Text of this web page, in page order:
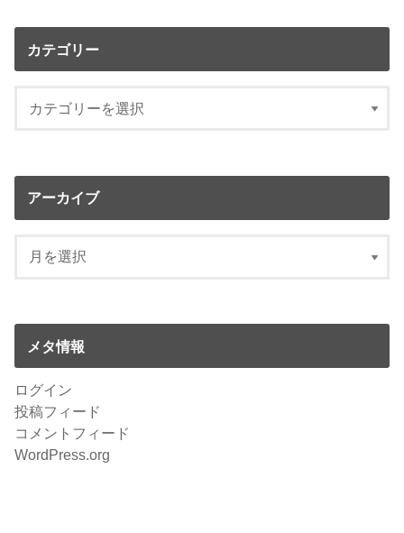
カテゴリー
アーカイブ
メタ情報
ログイン
投稿フィード
コメントフィード
WordPress.org